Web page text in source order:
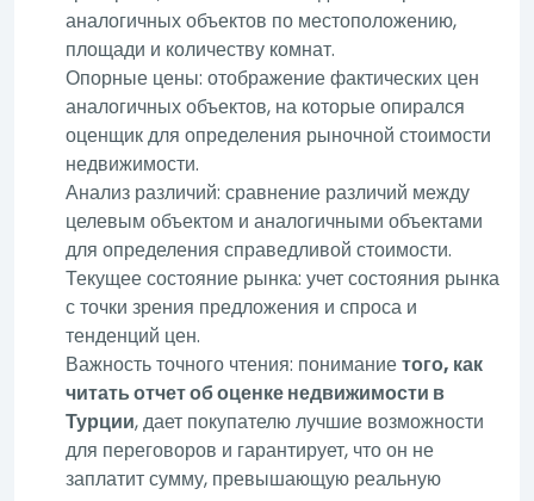
аналогичных объектов по местоположению,
площади и количеству комнат.
Опорные цены: отображение фактических цен
аналогичных объектов, на которые опирался
оценщик для определения рыночной стоимости
недвижимости.
Анализ различий: сравнение различий между
целевым объектом и аналогичными объектами
для определения справедливой стоимости.
Текущее состояние рынка: учет состояния рынка
с точки зрения предложения и спроса и
тенденций цен.
Важность точного чтения: пониманиетого, как
читать отчет об оценке недвижимости в
Турции, дает покупателю лучшие возможности
для переговоров и гарантирует, что он не
заплатит сумму, превышающую реальную